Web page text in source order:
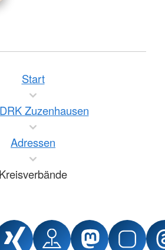
Start
Zuzenhausen
Adressen
Kreisverbände